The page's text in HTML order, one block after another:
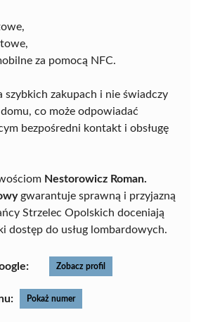
za pomocą NFC.
szybkich zakupach i nie świadczy
co może odpowiadać
bezpośredni kontakt i obsługę
Nestorowicz Roman.
gwarantuje sprawną i przyjazną
Strzelec Opolskich doceniają
dostęp do usług lombardowych.
Zobacz profil
Pokaż numer